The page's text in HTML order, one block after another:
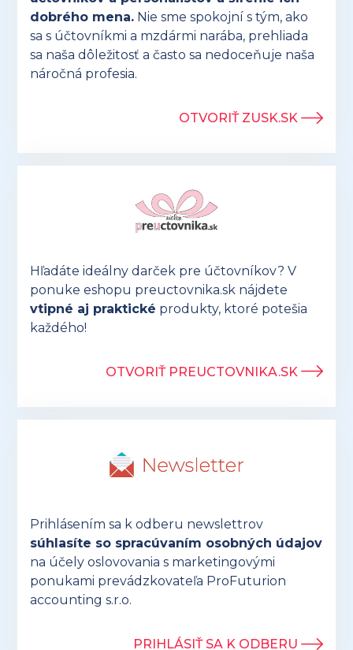
dobrého mena. Nie sme spokojní s tým, ako
sa s účtovníkmi a mzdármi narába, prehliada
sa naša dôležitosť a často sa nedoceňuje naša
náročná profesia.
OTVORIŤ ZUSK.SK
Hľadáte ideálny darček pre účtovníkov? V
ponuke eshopu preuctovnika.sk nájdete
vtipné aj praktické produkty, ktoré potešia
každého!
OTVORIŤ PREUCTOVNIKA.SK
Prihlásením sa k odberu newslettrov
súhlasíte so spracúvaním osobných údajov
na účely oslovovania s marketingovými
ponukami prevádzkovateľa ProFuturion
accounting s.r.o.
PRIHLÁSIŤ SA K ODBERU